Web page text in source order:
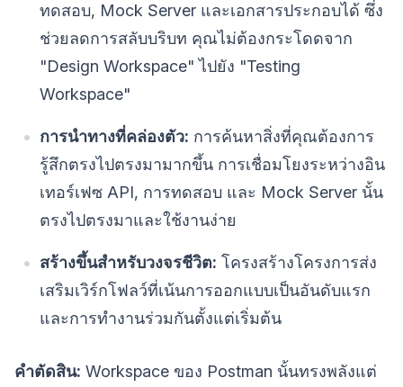
ทดสอบ, Mock Server และเอกสารประกอบได้ ซึ่ง
ช่วยลดการสลับบริบท คุณไม่ต้องกระโดดจาก
"Design Workspace" ไปยัง "Testing
Workspace"
การนำทางที่คล่องตัว: การค้นหาสิ่งที่คุณต้องการ
รู้สึกตรงไปตรงมามากขึ้น การเชื่อมโยงระหว่างอิน
เทอร์เฟซ API, การทดสอบ และ Mock Server นั้น
ตรงไปตรงมาและใช้งานง่าย
สร้างขึ้นสำหรับวงจรชีวิต: โครงสร้างโครงการส่ง
เสริมเวิร์กโฟลว์ที่เน้นการออกแบบเป็นอันดับแรก
และการทำงานร่วมกันตั้งแต่เริ่มต้น
คำตัดสิน: Workspace ของ Postman นั้นทรงพลังแต่